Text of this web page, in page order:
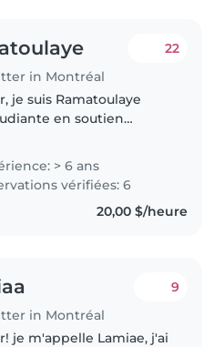
in Montréal
22
je suis Ramatoulaye
en soutien
de Montréal, je
famille nombreuse
permis d’acquérir de..
> 6 ans
vérifiées: 6
20,00 $/heure
in Montréal
9
je m'appelle Lamiae, j'ai